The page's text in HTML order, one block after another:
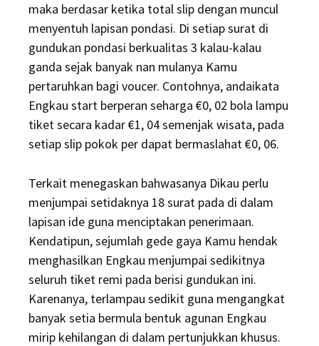
maka berdasar ketika total slip dengan muncul
menyentuh lapisan pondasi. Di setiap surat di
gundukan pondasi berkualitas 3 kalau-kalau
ganda sejak banyak nan mulanya Kamu
pertaruhkan bagi voucer. Contohnya, andaikata
Engkau start berperan seharga €0, 02 bola lampu
tiket secara kadar €1, 04 semenjak wisata, pada
setiap slip pokok per dapat bermaslahat €0, 06.
Terkait menegaskan bahwasanya Dikau perlu
menjumpai setidaknya 18 surat pada di dalam
lapisan ide guna menciptakan penerimaan.
Kendatipun, sejumlah gede gaya Kamu hendak
menghasilkan Engkau menjumpai sedikitnya
seluruh tiket remi pada berisi gundukan ini.
Karenanya, terlampau sedikit guna mengangkat
banyak setia bermula bentuk agunan Engkau
mirip kehilangan di dalam pertunjukkan khusus.